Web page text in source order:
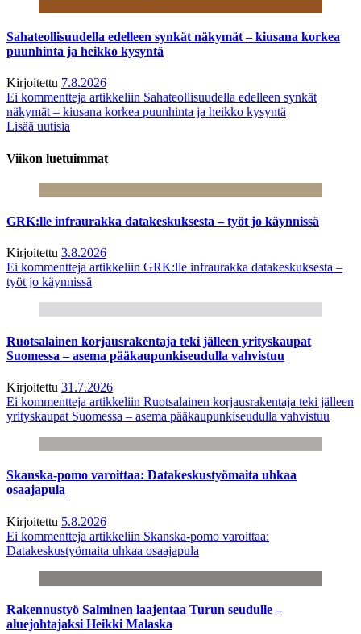
Sahateollisuudella edelleen synkät näkymät – kiusana korkea
puunhinta ja heikko kysyntä
Kirjoitettu 7.8.2026
Ei kommentteja artikkeliin Sahateollisuudella edelleen synkät
näkymät – kiusana korkea puunhinta ja heikko kysyntä
Lisää uutisia
Viikon luetuimmat
GRK:lle infraurakka datakeskuksesta – työt jo käynnissä
Kirjoitettu 3.8.2026
Ei kommentteja artikkeliin GRK:lle infraurakka datakeskuksesta –
työt jo käynnissä
Ruotsalainen korjausrakentaja teki jälleen yrityskaupat
Suomessa – asema pääkaupunkiseudulla vahvistuu
Kirjoitettu 31.7.2026
Ei kommentteja artikkeliin Ruotsalainen korjausrakentaja teki jälleen
yrityskaupat Suomessa – asema pääkaupunkiseudulla vahvistuu
Skanska-pomo varoittaa: Datakeskustyömaita uhkaa
osaajapula
Kirjoitettu 5.8.2026
Ei kommentteja artikkeliin Skanska-pomo varoittaa:
Datakeskustyömaita uhkaa osaajapula
Rakennustyö Salminen laajentaa Turun seudulle –
aluejohtajaksi Heikki Malaska